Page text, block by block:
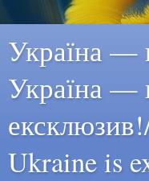
Україна —
Україна —
Ukraine is